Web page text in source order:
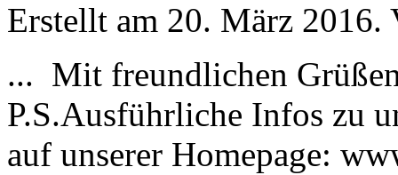
Erstellt am 20. März
... Mit freundlichen
P.S.Ausführliche Infos zu
auf unserer Homepage: